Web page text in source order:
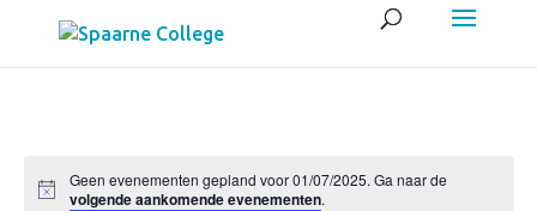
Geen evenementen gepland voor 01/07/2025. Ga naar de
volgende aankomende evenementen.